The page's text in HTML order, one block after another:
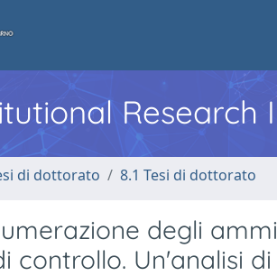
Research
di dottorato 8.1 Tesi di dottorato
degli
controllo. Un'analisi